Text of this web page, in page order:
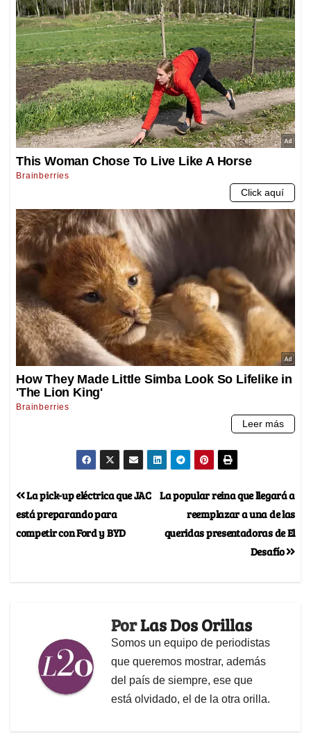
La popular reina que llegará a
reemplazar a una de las
queridas presentadoras de El
Desafío
La pick-up eléctrica que JAC
está preparando para
competir con Ford y BYD
PorLas Dos Orillas
Somos un equipo de periodistas
que queremos mostrar, además
del país de siempre, ese que
está olvidado, el de la otra orilla.